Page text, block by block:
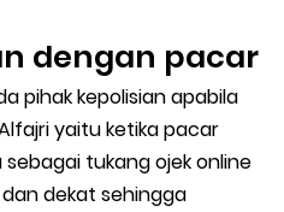
dengan pacar
pihak kepolisian apabila
yaitu ketika pacar
tukang ojek online
dekat sehingga